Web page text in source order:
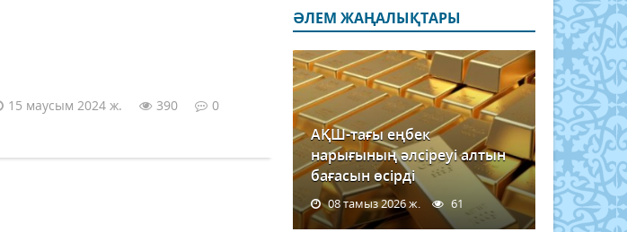
15 маусым 2024 ж. 390
0
ӘЛЕМ ЖАҢАЛЫҚТАРЫ
АҚШ-тағы еңбек
нарығының әлсіреуі алтын
бағасын өсірді
08 тамыз 2026 ж. 61